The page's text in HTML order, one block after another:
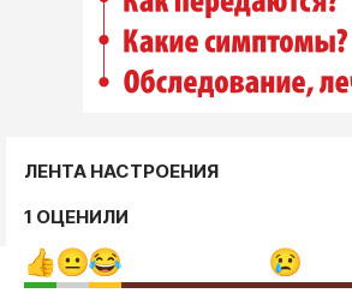
ЛЕНТА НАСТРОЕНИЯ
1 ОЦЕНИЛИ